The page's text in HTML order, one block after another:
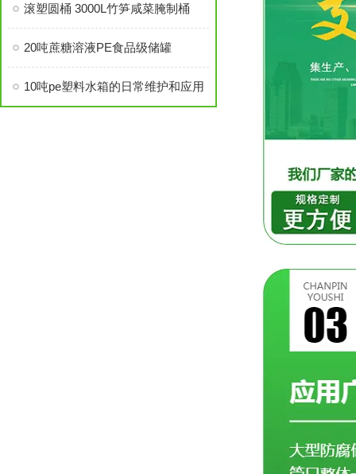
滚塑圆桶 3000L竹笋咸菜腌制桶
20吨蔗糖溶液PE食品级储罐
10吨pe塑料水箱的日常维护和应用